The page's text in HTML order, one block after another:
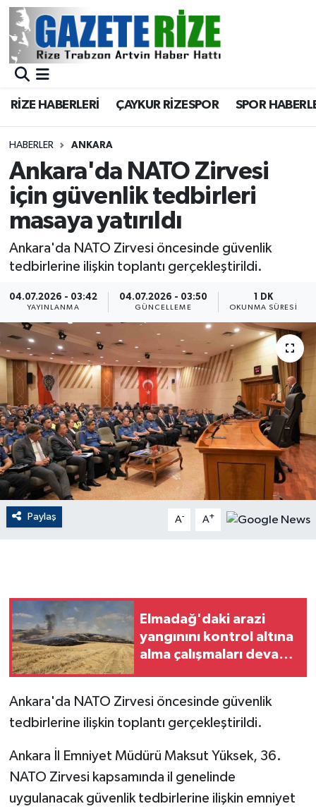
RİZE HABERLERİ ÇAYKUR RİZESPOR SPOR
HABERLER ANKARA
Ankara'da NATO Zirvesi
için güvenlik tedbirleri
masaya yatırıldı
Ankara'da NATO Zirvesi öncesinde güvenlik
tedbirlerine ilişkin toplantı gerçekleştirildi.
04.07.2026 - 03:42
YAYINLANMA
04.07.2026 - 03:50
GÜNCELLEME
1 DK
OKUNMA SÜRESI
Paylaş A- A+
Elmadağ'daki arazi
yangınını kontrol altına
alma çalışmaları devam
Ankara'da NATO Zirvesi öncesinde güvenlik
tedbirlerine ilişkin toplantı gerçekleştirildi.
Ankara İl Emniyet Müdürü Maksut Yüksek, 36.
NATO Zirvesi kapsamında il genelinde
uygulanacak güvenlik tedbirlerine ilişkin emniyet
BÖLGEMİZ
Asayiş
Rize Jandarma Komutanlığı
Bilim Teknoloji
Bölge
Advertising news
Canlı Maç
ÇEVRE
Dış Haberler
Dünya
EĞİTİM
EKONOMİ
English News
Gayrimenkul
GENEL
GÜNDEM
HABERDE İNSAN
Merkez Nöbetçi Eczaneler
Merkez Trafik Yoğunluk Haritası
Süper Lig Puan Durumu ve Fikstür
Tüm Manşetler
Son Dakika Haberleri
Haber Arşivi